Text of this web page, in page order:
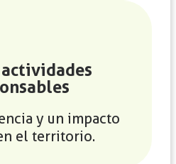
actividades
y un impacto
el territorio.